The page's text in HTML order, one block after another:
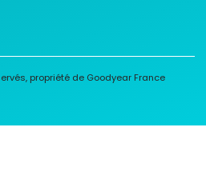
propriété de Goodyear France